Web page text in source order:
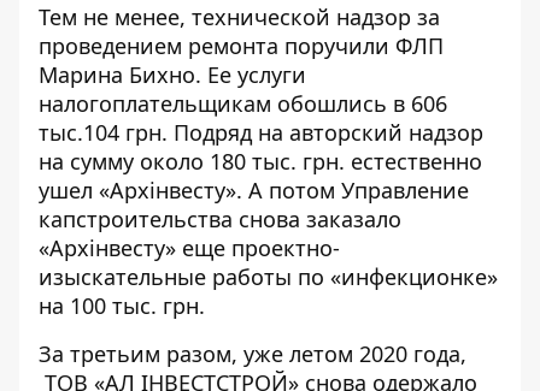
Тем не менее, технической надзор за
проведением ремонта поручили ФЛП
Марина Бихно. Ее услуги
налогоплательщикам обошлись в 606
тыс.104 грн. Подряд на авторский надзор
на сумму около 180 тыс. грн. естественно
ушел «Архінвесту». А потом Управление
капстроительства снова заказало
«Архінвесту» еще проектно-
изыскательные работы по «инфекционке»
на 100 тыс. грн.
За третьим разом, уже летом 2020 года,
ТОВ «АЛ ІНВЕСТСТРОЙ» снова одержало